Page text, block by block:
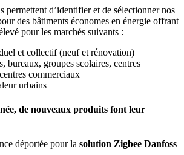
permettent d’identifier et de sélectionner nos
des bâtiments économes en énergie offrant
pour les marchés suivants :
et collectif (neuf et rénovation)
bureaux, groupes scolaires, centres
commerciaux
urbains
de nouveaux produits font leur
déportée pour la solution Zigbee Danfoss